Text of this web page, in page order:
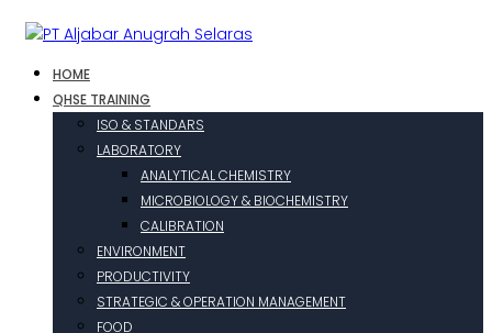
HOME
QHSE TRAINING
ISO & STANDARS
LABORATORY
ANALYTICAL CHEMISTRY
MICROBIOLOGY & BIOCHEMISTRY
CALIBRATION
ENVIRONMENT
PRODUCTIVITY
STRATEGIC & OPERATION MANAGEMENT
FOOD